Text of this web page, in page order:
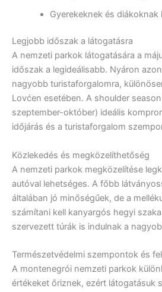
Gyerekeknek és diákoknak
Legjobb időszak a látogatásra
A nemzeti parkok látogatására a
időszak a legideálisabb. Nyáron
nagyobb turistaforgalomra,
Lovćen esetében. A shoulder
szeptember-október) ideális
időjárás és a turistaforgalom
Közlekedés és megközelíthetőség
A nemzeti parkok megközelítése
autóval lehetséges. A főbb
általában jó minőségűek, de a
számítani kell kanyargós hegyi
szervezett túrák is indulnak a
Természetvédelmi szempontok és
A montenegrói nemzeti parkok
értékeket őriznek, ezért látogatásuk